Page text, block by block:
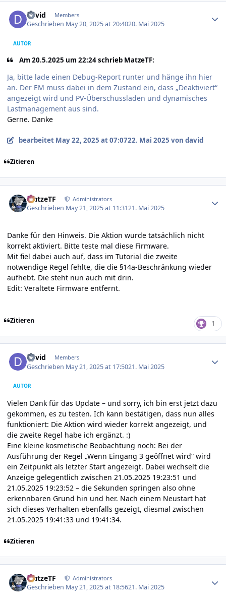
david Members
Geschrieben May 20, 2025 at 20:4020. Mai 2025
AUTOR
Am 20.5.2025 um 22:24 schrieb MatzeTF:
Ja, bitte lade einen Debug-Report runter und hänge ihn hier
an. Der EM muss dabei in dem Zustand ein, dass „Deaktiviert“
angezeigt wird und PV-Überschussladen und dynamisches
Lastmanagement aus sind.
Gerne. Danke
bearbeitet May 22, 2025 at 07:0722. Mai 2025 von david
Zitieren
MatzeTF Administrators
Geschrieben May 21, 2025 at 11:3121. Mai 2025
Danke für den Hinweis. Die Aktion wurde tatsächlich nicht
korrekt aktiviert. Bitte teste mal diese Firmware.
Mit fiel dabei auch auf, dass im Tutorial die zweite
notwendige Regel fehlte, die die §14a-Beschränkung wieder
aufhebt. Die steht nun auch mit drin.
Edit: Veraltete Firmware entfernt.
Zitieren 1
david Members
Geschrieben May 21, 2025 at 17:5021. Mai 2025
AUTOR
Vielen Dank für das Update – und sorry, ich bin erst jetzt dazu
gekommen, es zu testen. Ich kann bestätigen, dass nun alles
funktioniert: Die Aktion wird wieder korrekt angezeigt, und
die zweite Regel habe ich ergänzt. :)
Eine kleine kosmetische Beobachtung noch: Bei der
Ausführung der Regel „Wenn Eingang 3 geöffnet wird“ wird
ein Zeitpunkt als letzter Start angezeigt. Dabei wechselt die
Anzeige gelegentlich zwischen 21.05.2025 19:23:51 und
21.05.2025 19:23:52 – die Sekunden springen also ohne
erkennbaren Grund hin und her. Nach einem Neustart hat
sich dieses Verhalten ebenfalls gezeigt, diesmal zwischen
21.05.2025 19:41:33 und 19:41:34.
Zitieren
MatzeTF Administrators
Geschrieben May 21, 2025 at 18:5621. Mai 2025